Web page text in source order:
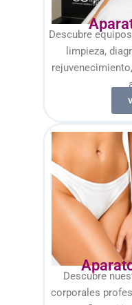
Descubre
limpieza,
Descubre
corporales